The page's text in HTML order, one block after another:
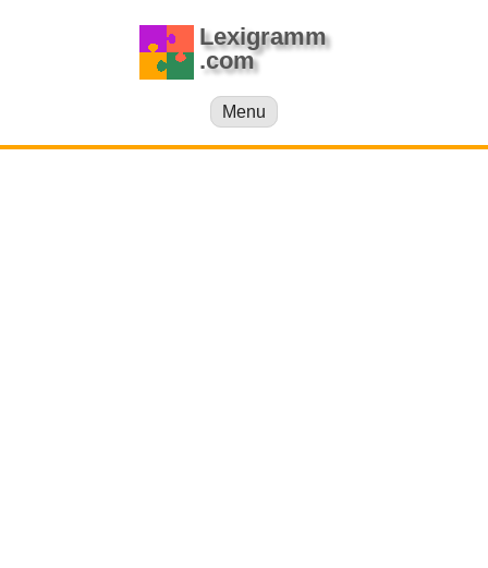
Lexigramm
.com
Menu